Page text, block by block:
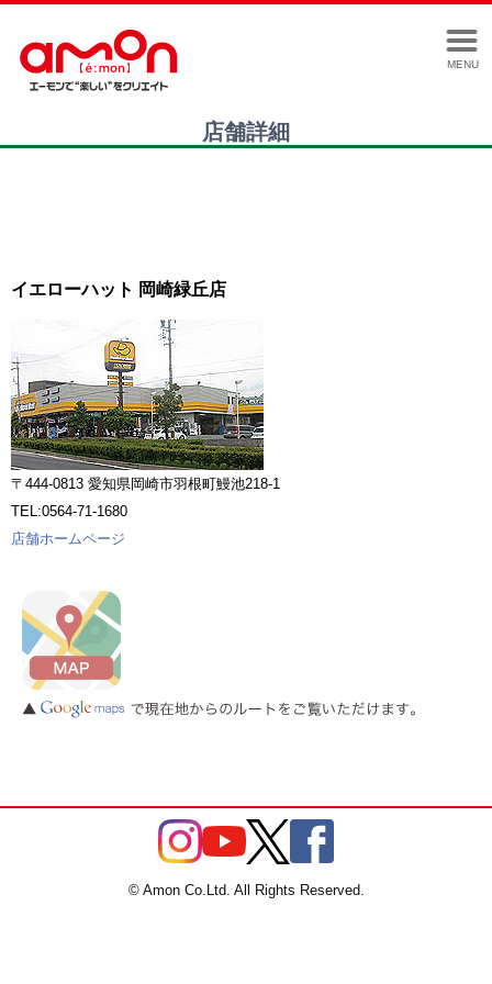
MENU
店舗詳細
イエローハット 岡崎緑丘店
〒444-0813 愛知県岡崎市羽根町鰻池218-1
TEL:0564-71-1680
店舗ホームページ
© Amon Co.Ltd. All Rights Reserved.